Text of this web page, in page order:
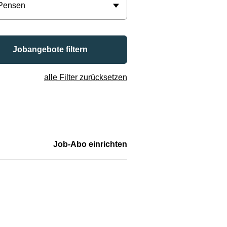
Jobangebote filtern
alle Filter zurücksetzen
Job-Abo einrichten